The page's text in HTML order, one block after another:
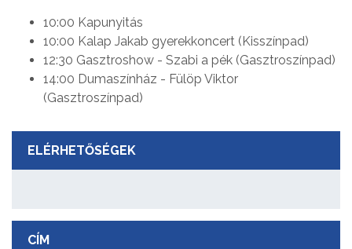
10:00 Kapunyitás
10:00 Kalap Jakab gyerekkoncert (Kisszínpad)
12:30 Gasztroshow - Szabi a pék (Gasztroszínpad)
14:00 Dumaszínház - Fülöp Viktor
(Gasztroszínpad)
ELÉRHETŐSÉGEK
CÍM